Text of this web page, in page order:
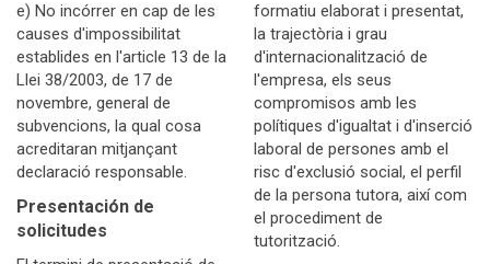
e) No incórrer en cap de les
causes d'impossibilitat
establides en l'article 13 de la
Llei 38/2003, de 17 de
novembre, general de
subvencions, la qual cosa
acreditaran mitjançant
declaració responsable.
Presentación de
solicitudes
formatiu elaborat i presentat,
la trajectòria i grau
d'internacionalització de
l'empresa, els seus
compromisos amb les
polítiques d'igualtat i d'inserció
laboral de persones amb el
risc d'exclusió social, el perfil
de la persona tutora, així com
el procediment de
tutorització.